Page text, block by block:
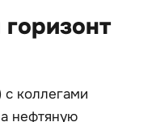
коллегами
нефтяную